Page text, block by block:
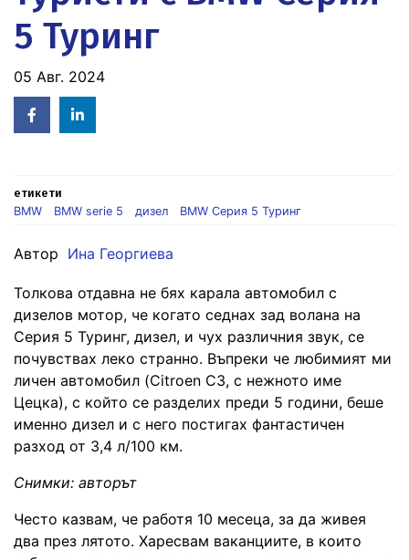
5 Туринг
05 Авг. 2024
Facebook
in
етикети
BMW
BMW serie 5 дизел BMW Серия 5 Туринг
Автор Ина Георгиева
Толкова отдавна не бях карала автомобил с
дизелов мотор, че когато седнах зад волана на
Серия 5 Туринг, дизел, и чух различния звук, се
почувствах леко странно. Въпреки че любимият ми
личен автомобил (Citroen С3, с нежното име
Цецка), с който се разделих преди 5 години, беше
именно дизел и с него постигах фантастичен
разход от 3,4 л/100 км.
Снимки: авторът
Често казвам, че работя 10 месеца, за да живея
два през лятото. Харесвам ваканциите, в които